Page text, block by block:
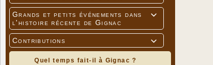

Grands et petits événements dans
l'histoire récente de Gignac

Contributions
Quel temps fait-il à Gignac ?